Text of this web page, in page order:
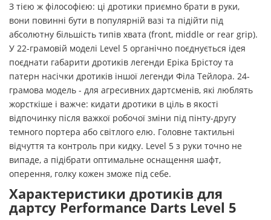
З тією ж філософією: ці дротики приємно брати в руки,
вони повинні бути в популярній вазі та підійти під
абсолютну більшість типів хвата (front, middle or rear grip).
У 22-грамовій моделі Level 5 органічно поєднується ідея
поєднати габарити дротиків легенди Еріка Брістоу та
патерн насічки дротиків іншої легенди Філа Тейлора. 24-
грамова модель - для агресивних дартсменів, які люблять
жорсткіше і важче: кидати дротики в ціль в якості
відпочинку після важкої робочої зміни під пінту-другу
темного портера або світлого елю. Головне тактильні
відчуття та контроль при кидку. Level 5 з руки точно не
випаде, а підібрати оптимальне оснащення шафт,
оперення, голку кожен зможе під себе.
Характеристики дротиків для
дартсу Performance Darts Level 5